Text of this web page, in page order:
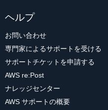
ヘルプ
お問い合わせ
専門家によるサポートを受ける
サポートチケットを申請する
AWS re:Post
ナレッジセンター
AWS サポートの概要